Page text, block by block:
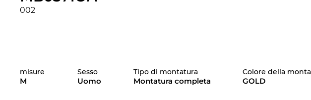
002
misure
M
Sesso
Uomo
Tipo di montatura
Montatura completa
Colore della
GOLD